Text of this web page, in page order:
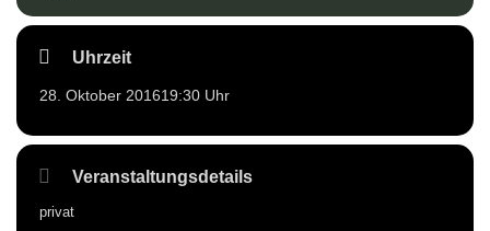
Uhrzeit
28. Oktober 201619:30 Uhr
Veranstaltungsdetails
privat